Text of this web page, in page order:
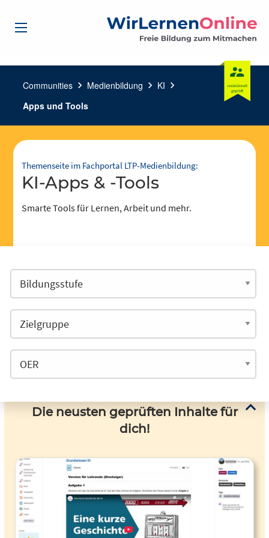
Communities chevron_right Medienbildung chevron_right KI chevron_right
Apps und Tools
Themenseite im Fachportal LTP-Medienbildung:
KI-Apps & -Tools
Smarte Tools für Lernen, Arbeit und mehr.
Die neusten geprüften Inhalte für
dich!